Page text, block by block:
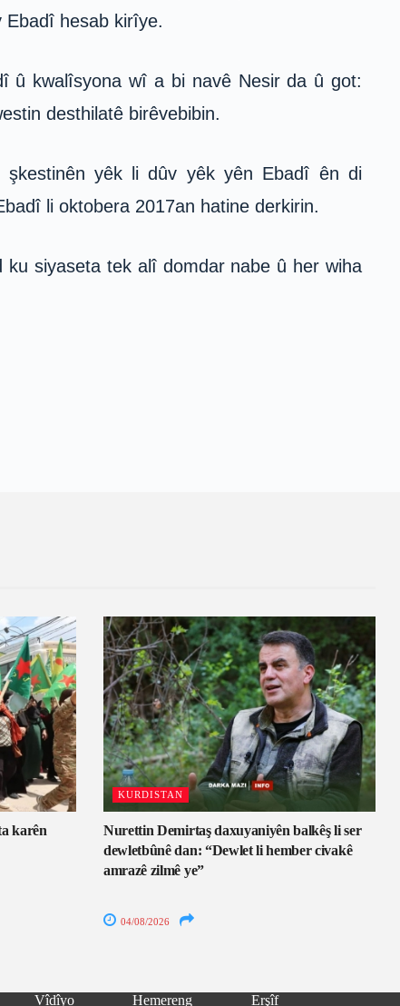
Ebadî hesab kirîye.
û kwalîsyona wî a bi navê Nesir da û got:
desthilatê birêvebibin.
şkestinên yêk li dûv yêk yên Ebadî ên di
li oktobera 2017an hatine derkirin.
siyaseta tek alî domdar nabe û her wiha
karên
KURDISTAN
Nurettin Demirtaş daxuyaniyên balkêş li ser
dewletbûnê dan: “Dewlet li hember civakê
amrazê zilmê ye”
04/08/2026
Vîdîyo Hemereng Erşîf